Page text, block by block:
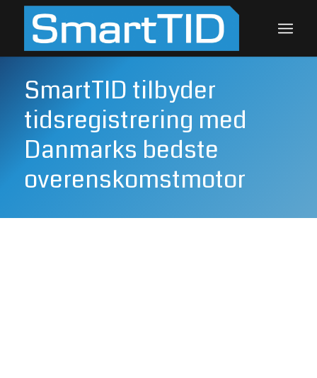
SmartTID tilbyder
tidsregistrering med
Danmarks bedste
overenskomstmotor